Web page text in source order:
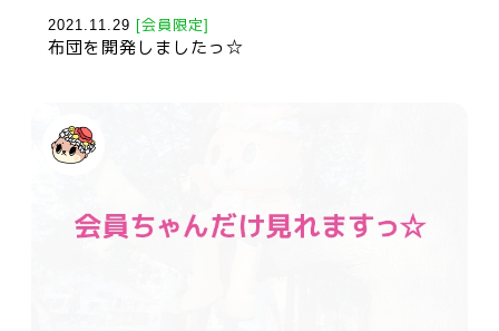
2021.11.29 [会員限定]
布団を開発しましたっ☆